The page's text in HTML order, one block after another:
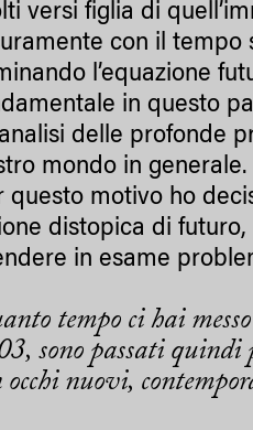
versi figlia di
con il tempo
l’equazione
in questo
delle profonde
mondo in generale.
questo motivo ho
distopica di
in esame
tempo ci hai
,sono passati quindi
occhi nuovi,